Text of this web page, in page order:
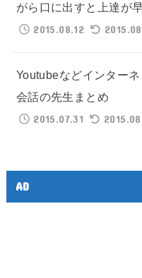
がら口に出すと上達が
2015.08.12
Youtubeなどインター
会話の先生まとめ
2015.07.31
AD